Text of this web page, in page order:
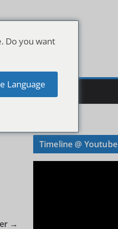
→
Timeline @ Youtube
Do you want
Language